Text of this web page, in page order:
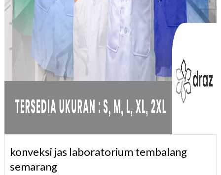
konveksi jas laboratorium tembalang
semarang